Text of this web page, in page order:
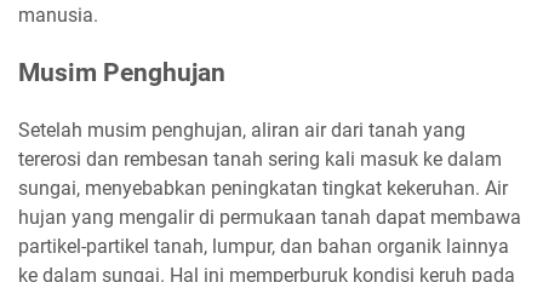
manusia.
Musim Penghujan
Setelah musim penghujan, aliran air dari tanah yang
tererosi dan rembesan tanah sering kali masuk ke dalam
sungai, menyebabkan peningkatan tingkat kekeruhan. Air
hujan yang mengalir di permukaan tanah dapat membawa
partikel-partikel tanah, lumpur, dan bahan organik lainnya
ke dalam sungai. Hal ini memperburuk kondisi keruh pada